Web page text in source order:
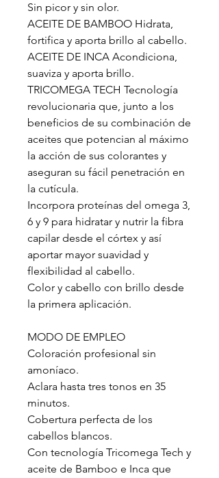
Sin picor y sin olor.
ACEITE DE BAMBOO Hidrata,
fortifica y aporta brillo al cabello.
ACEITE DE INCA Acondiciona,
suaviza y aporta brillo.
TRICOMEGA TECH Tecnología
revolucionaria que, junto a los
beneficios de su combinación de
aceites que potencian al máximo
la acción de sus colorantes y
aseguran su fácil penetración en
la cutícula.
Incorpora proteínas del omega 3,
6 y 9 para hidratar y nutrir la fibra
capilar desde el córtex y así
aportar mayor suavidad y
flexibilidad al cabello.
Color y cabello con brillo desde
la primera aplicación.
MODO DE EMPLEO
Coloración profesional sin
amoníaco.
Aclara hasta tres tonos en 35
minutos.
Cobertura perfecta de los
cabellos blancos.
Con tecnología Tricomega Tech y
aceite de Bamboo e Inca que